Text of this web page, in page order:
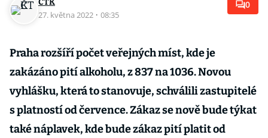
ČTK
27. května 2022 · 08:35
0
Praha rozšíří počet veřejných míst, kde je
zakázáno pití alkoholu, z 837 na 1036. Novou
vyhlášku, která to stanovuje, schválili zastupitelé
s platností od července. Zákaz se nově bude týkat
také náplavek, kde bude zákaz pití platit od